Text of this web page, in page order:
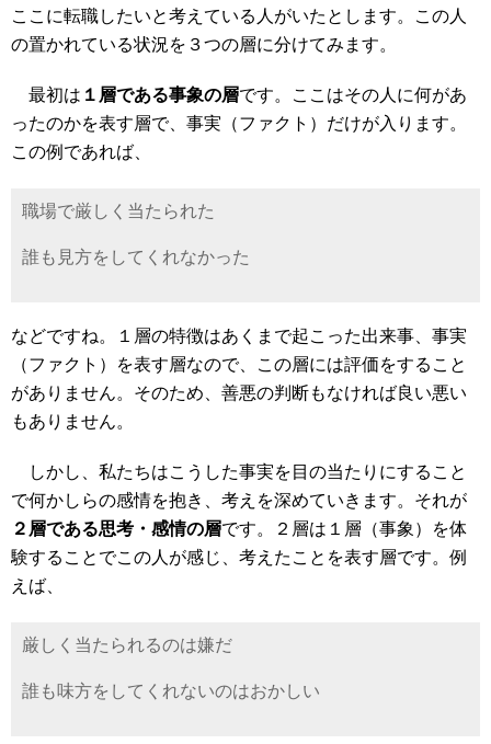
ここに転職したいと考えている人がいたとします。この人
の置かれている状況を３つの層に分けてみます。
最初は １層である事象の層です。ここはその人に何があ
ったのかを表す層で、事実（ファクト）だけが入ります。
この例であれば、
職場で厳しく当たられた
誰も見方をしてくれなかった
などですね。１層の特徴はあくまで起こった出来事、事実
（ファクト）を表す層なので、この層には評価をすること
がありません。そのため、善悪の判断もなければ良い悪い
もありません。
しかし、私たちはこうした事実を目の当たりにすること
で何かしらの感情を抱き、考えを深めていきます。それが
２層である思考・感情の層です。２層は１層（事象）を体
験することでこの人が感じ、考えたことを表す層です。例
えば、
厳しく当たられるのは嫌だ
誰も味方をしてくれないのはおかしい